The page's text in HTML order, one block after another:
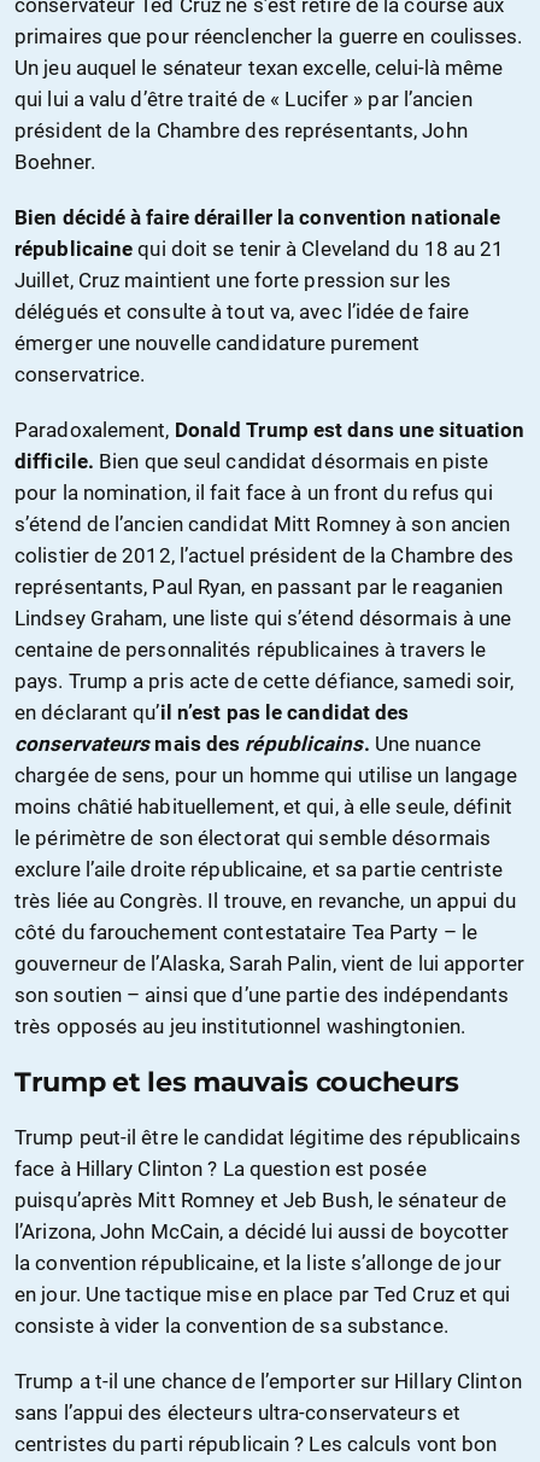
conservateur Ted Cruz ne s’est retiré de la course aux
primaires que pour réenclencher la guerre en coulisses.
Un jeu auquel le sénateur texan excelle, celui-là même
qui lui a valu d’être traité de « Lucifer » par l’ancien
président de la Chambre des représentants, John
Boehner.
Bien décidé à faire dérailler la convention nationale
républicaine qui doit se tenir à Cleveland du 18 au 21
Juillet, Cruz maintient une forte pression sur les
délégués et consulte à tout va, avec l’idée de faire
émerger une nouvelle candidature purement
conservatrice.
Paradoxalement, Donald Trump est dans une situation
difficile. Bien que seul candidat désormais en piste
pour la nomination, il fait face à un front du refus qui
s’étend de l’ancien candidat Mitt Romney à son ancien
colistier de 2012, l’actuel président de la Chambre des
représentants, Paul Ryan, en passant par le reaganien
Lindsey Graham, une liste qui s’étend désormais à une
centaine de personnalités républicaines à travers le
pays. Trump a pris acte de cette défiance, samedi soir,
en déclarant qu’il n’est pas le candidat des
conservateursmais des républicains. Une nuance
chargée de sens, pour un homme qui utilise un langage
moins châtié habituellement, et qui, à elle seule, définit
le périmètre de son électorat qui semble désormais
exclure l’aile droite républicaine, et sa partie centriste
très liée au Congrès. Il trouve, en revanche, un appui du
côté du farouchement contestataire Tea Party – le
gouverneur de l’Alaska, Sarah Palin, vient de lui apporter
son soutien – ainsi que d’une partie des indépendants
très opposés au jeu institutionnel washingtonien.
Trump et les mauvais coucheurs
Trump peut-il être le candidat légitime des républicains
face à Hillary Clinton ? La question est posée
puisqu’après Mitt Romney et Jeb Bush, le sénateur de
l’Arizona, John McCain, a décidé lui aussi de boycotter
la convention républicaine, et la liste s’allonge de jour
en jour. Une tactique mise en place par Ted Cruz et qui
consiste à vider la convention de sa substance.
Trump a t-il une chance de l’emporter sur Hillary Clinton
sans l’appui des électeurs ultra-conservateurs et
centristes du parti républicain ? Les calculs vont bon